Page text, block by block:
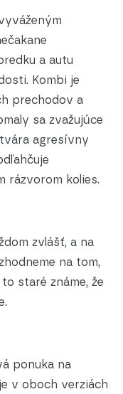
a autu
Kombi je
prechodov a
sa zvažujúce
agresívny
rázvorom kolies.
zvlášť, a na
na tom,
staré známe, že
ponuka na
je v oboch verziách